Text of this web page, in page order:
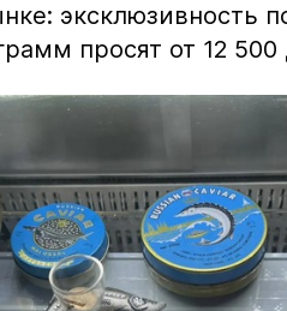
эксклюзивность
просят от 12